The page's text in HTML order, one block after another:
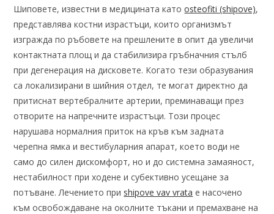
Шиповете, известни в медицината катоosteofiti (shipove),
представлява костни израстъци, които организмът
изгражда по ръбовете на прешлените в опит да увеличи
контактната площ и да стабилизира гръбначния стълб
при дегенерация на дисковете. Когато тези образувания
са локализирани в шийния отдел, те могат директно да
притиснат вертебралните артерии, преминаващи през
отворите на напречните израстъци. Този процес
нарушава нормалния приток на кръв към задната
черепна ямка и вестибуларния апарат, което води не
само до силен дискомфорт, но и до системна замаяност,
нестабилност при ходене и субективно усещане за
потъване. Лечението при shipove vav vrata е насочено
към освобождаване на околните тъкани и премахване на